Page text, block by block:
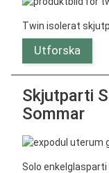
Twin isolerat
Utforska
Skjutparti
Sommar
Solo enkelglasparti